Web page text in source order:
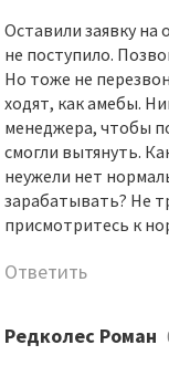
Оставили заявку
не поступило.
Но тоже не
ходят, как амебы.
менеджера, чтобы
смогли вытянуть.
неужели нет
зарабатывать? Не
присмотритесь к
Ответить
Редколес Роман